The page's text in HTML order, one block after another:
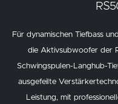
Für dynamischen Tiefbass
die Aktivsubwoofer der
Schwingspulen-Langhub-
ausgefeilte
Leistung, mit